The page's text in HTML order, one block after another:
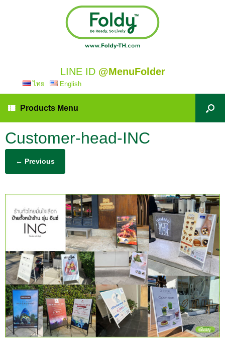
LINE ID @MenuFolder
ไทย English
Products Menu
Customer-head-INC
← Previous